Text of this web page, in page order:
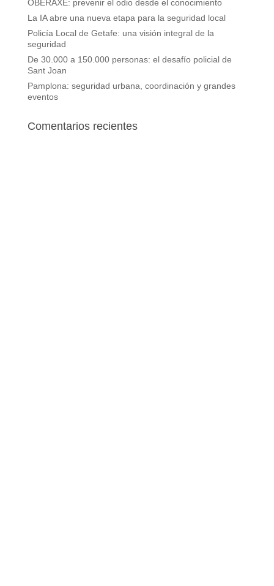
OBERAXE: prevenir el odio desde el conocimiento
La IA abre una nueva etapa para la seguridad local
Policía Local de Getafe: una visión integral de la
seguridad
De 30.000 a 150.000 personas: el desafío policial de
Sant Joan
Pamplona: seguridad urbana, coordinación y grandes
eventos
Comentarios recientes